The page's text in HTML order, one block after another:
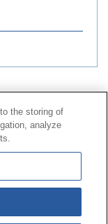
Comisión de
Proveedor
| Aviso legal
the storing of
analyze